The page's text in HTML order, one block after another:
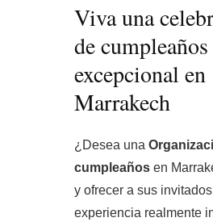
Viva una
de cumpleaños
excepcional en
Marrakech
¿Desea una
cumpleaños en
y ofrecer a sus
experiencia realmente